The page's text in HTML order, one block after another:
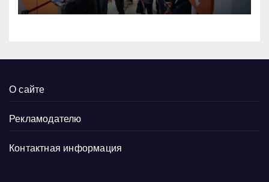
О сайте
Рекламодателю
Контактная информация